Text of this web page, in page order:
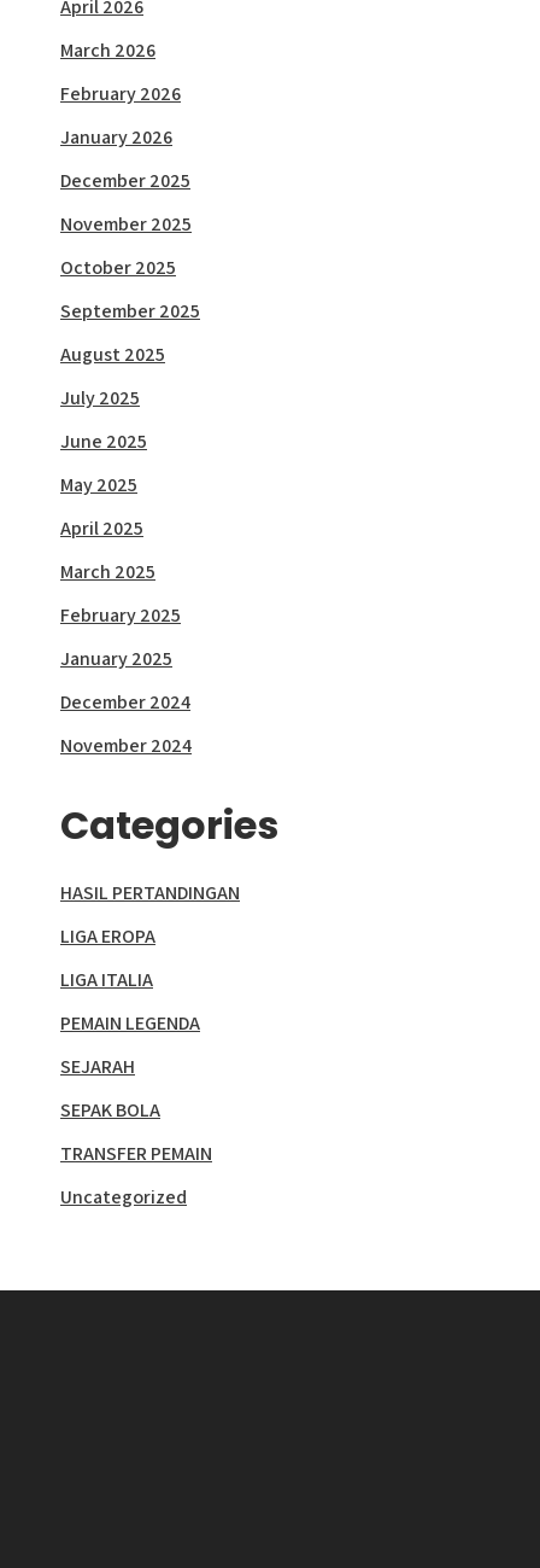
April 2026
March 2026
February 2026
January 2026
December 2025
November 2025
October 2025
September 2025
August 2025
July 2025
June 2025
May 2025
April 2025
March 2025
February 2025
January 2025
December 2024
November 2024
Categories
HASIL PERTANDINGAN
LIGA EROPA
LIGA ITALIA
PEMAIN LEGENDA
SEJARAH
SEPAK BOLA
TRANSFER PEMAIN
Uncategorized